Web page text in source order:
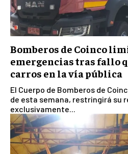
Bomberos de Coinco
emergencias tras fallo
carros en la vía pública
El Cuerpo de Bomberos de
de esta semana, restringirá su
exclusivamente...